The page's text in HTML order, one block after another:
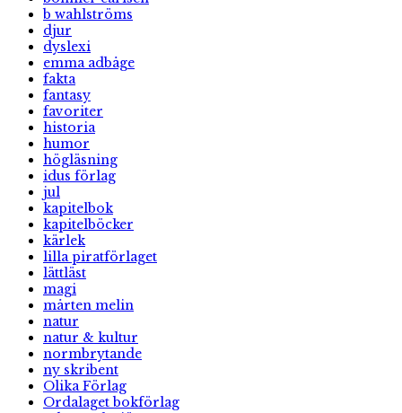
b wahlströms
djur
dyslexi
emma adbåge
fakta
fantasy
favoriter
historia
humor
högläsning
idus förlag
jul
kapitelbok
kapitelböcker
kärlek
lilla piratförlaget
lättläst
magi
mårten melin
natur
natur & kultur
normbrytande
ny skribent
Olika Förlag
Ordalaget bokförlag